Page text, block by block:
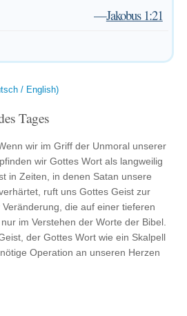
—Jakobus 1:21
/ English)
Tages
wir im Griff der Unmoral unserer
wir Gottes Wort als langweilig
in Zeiten, in denen Satan unsere
ruft uns Gottes Geist zur
die auf einer tieferen
im Verstehen der Worte der Bibel.
der Gottes Wort wie ein Skalpell
Operation an unseren Herzen